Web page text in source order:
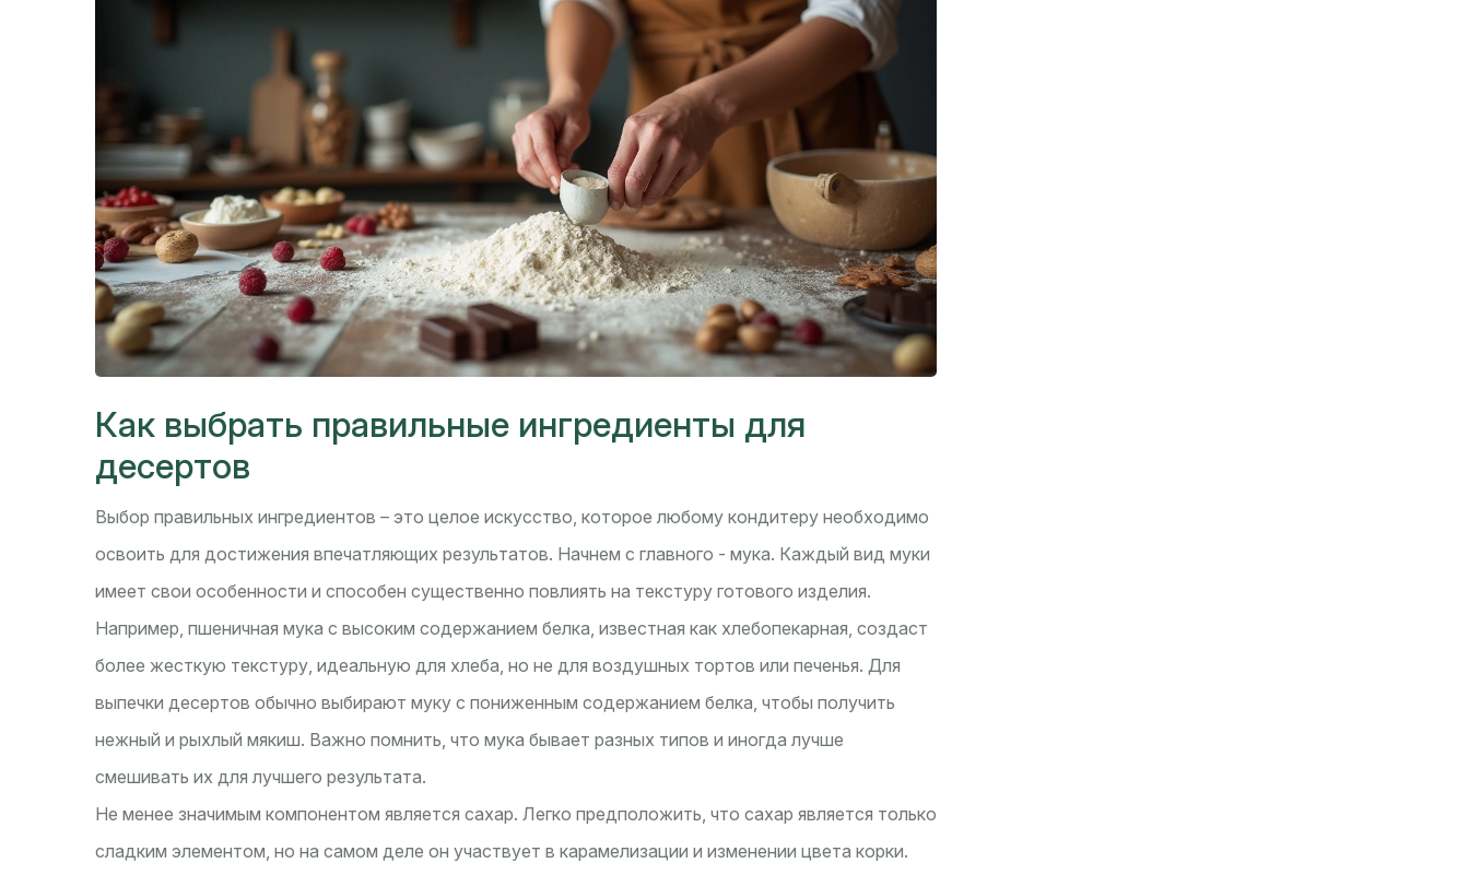
Как выбрать правильные ингредиенты для
десертов
Выбор правильных ингредиентов – это целое искусство, которое любому кондитеру необходимо
освоить для достижения впечатляющих результатов. Начнем с главного - мука. Каждый вид муки
имеет свои особенности и способен существенно повлиять на текстуру готового изделия.
Например, пшеничная мука с высоким содержанием белка, известная как хлебопекарная, создаст
более жесткую текстуру, идеальную для хлеба, но не для воздушных тортов или печенья. Для
выпечки десертов обычно выбирают муку с пониженным содержанием белка, чтобы получить
нежный и рыхлый мякиш. Важно помнить, что мука бывает разных типов и иногда лучше
смешивать их для лучшего результата.
Не менее значимым компонентом является сахар. Легко предположить, что сахар является только
сладким элементом, но на самом деле он участвует в карамелизации и изменении цвета корки.